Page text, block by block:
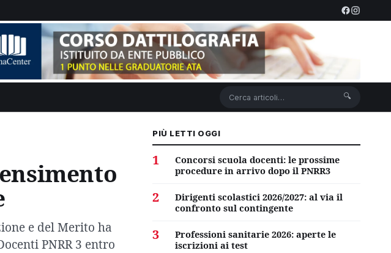
🔍
e del Merito ha
PNRR 3 entro
PIÙ LETTI OGGI
1
Concorsi scuola docenti: le prossime
procedure in arrivo dopo il PNRR3
2
Dirigenti scolastici 2026/2027: al via il
confronto sul contingente
3
Professioni sanitarie 2026: aperte le
iscrizioni ai test